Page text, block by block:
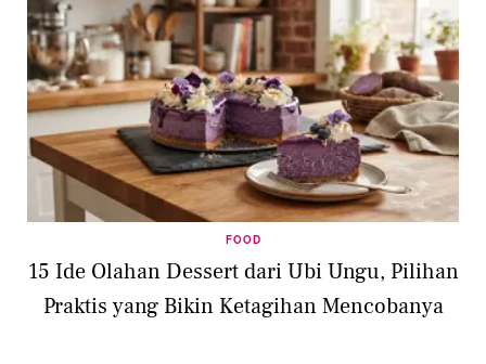
FOOD
15 Ide Olahan Dessert dari Ubi Ungu, Pilihan
Praktis yang Bikin Ketagihan Mencobanya